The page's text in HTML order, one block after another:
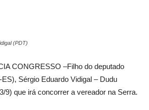
(PDT)
CONGRESSO –Filho do deputado
Sérgio Eduardo Vidigal – Dudu
9) que irá concorrer a vereador na Serra.